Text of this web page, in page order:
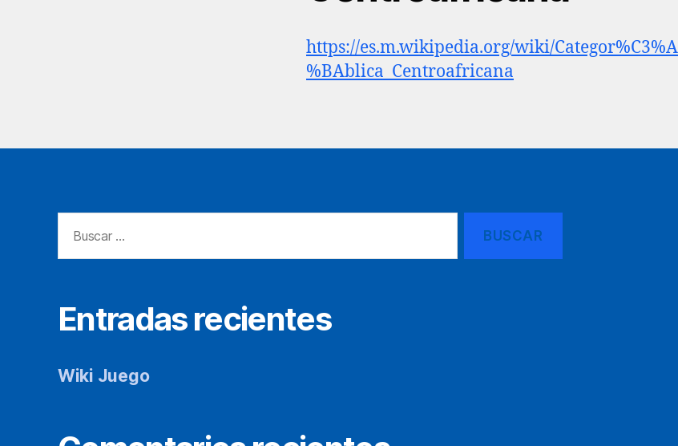
https://es.m.wikipedia.org/wiki/
%BAblica_Centroafricana
Entradas recientes
Wiki Juego